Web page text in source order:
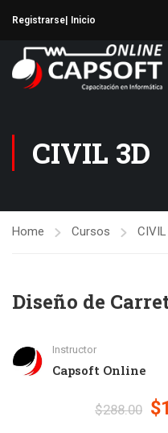
Registrarse | Inicio
CIVIL 3D
Home Cursos CIVIL
Diseño de
Instructor
Capsoft Online
$288.00